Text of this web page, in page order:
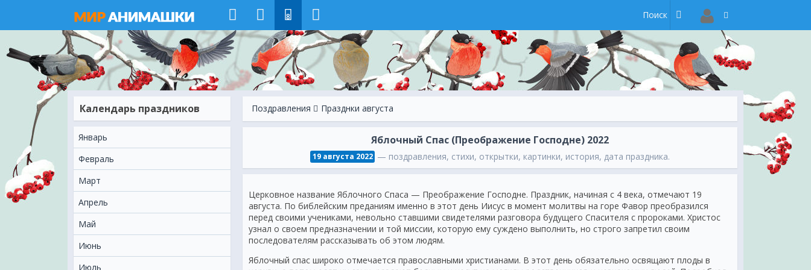
8
Календарь праздников
Январь
Февраль
Март
Апрель
Май
Июнь
Июль
Поздравления Празднки августа
Яблочный Спас (Преображение Господне) 2022
19 августа 2022 — поздравления, стихи, открытки, картинки, история, дата праздника.
Церковное название Яблочного Спаса — Преображение Господне. Праздник, начиная с 4 века, отмечают 19
августа. По библейским преданиям именно в этот день Иисус в момент молитвы на горе Фавор преобразился
перед своими учениками, невольно ставшими свидетелями разговора будущего Спасителя с пророками. Христос
узнал о своем предназначении и той миссии, которую ему суждено выполнить, но строго запретил своим
последователям рассказывать об этом людям.
Яблочный спас широко отмечается православными христианами. В этот день обязательно освящают плоды в